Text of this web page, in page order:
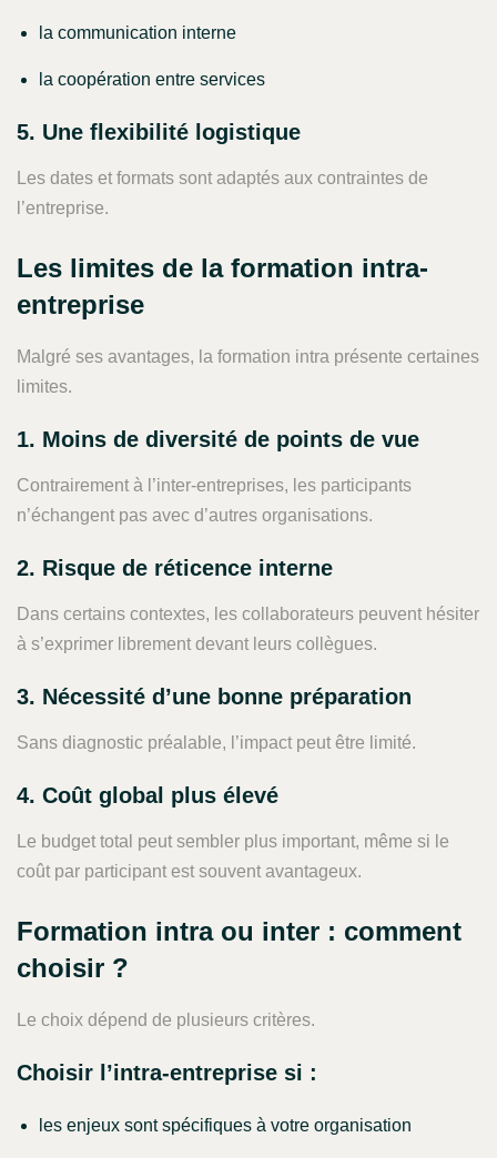
la communication interne
la coopération entre services
5. Une flexibilité logistique
Les dates et formats sont adaptés aux contraintes de
l’entreprise.
Les limites de la formation intra-
entreprise
Malgré ses avantages, la formation intra présente certaines
limites.
1. Moins de diversité de points de vue
Contrairement à l’inter-entreprises, les participants
n’échangent pas avec d’autres organisations.
2. Risque de réticence interne
Dans certains contextes, les collaborateurs peuvent hésiter
à s’exprimer librement devant leurs collègues.
3. Nécessité d’une bonne préparation
Sans diagnostic préalable, l’impact peut être limité.
4. Coût global plus élevé
Le budget total peut sembler plus important, même si le
coût par participant est souvent avantageux.
Formation intra ou inter : comment
choisir ?
Le choix dépend de plusieurs critères.
Choisir l’intra-entreprise si :
les enjeux sont spécifiques à votre organisation